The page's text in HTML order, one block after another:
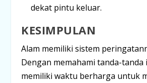
dekat pintu keluar.
KESIMPULAN
Alam memiliki sistem
Dengan memahami tanda-tanda
memiliki waktu berharga untuk